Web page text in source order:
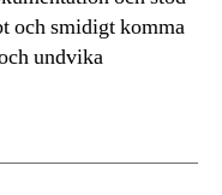
och smidigt komma
undvika